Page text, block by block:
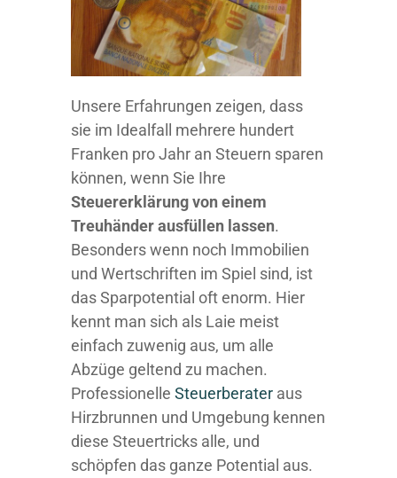
Unsere Erfahrungen zeigen, dass
sie im Idealfall mehrere hundert
Franken pro Jahr an Steuern sparen
können, wenn Sie Ihre
Steuererklärung von einem
Treuhänder ausfüllen lassen.
Besonders wenn noch Immobilien
und Wertschriften im Spiel sind, ist
das Sparpotential oft enorm. Hier
kennt man sich als Laie meist
einfach zuwenig aus, um alle
Abzüge geltend zu machen.
Professionelle Steuerberater aus
Hirzbrunnen und Umgebung kennen
diese Steuertricks alle, und
schöpfen das ganze Potential aus.